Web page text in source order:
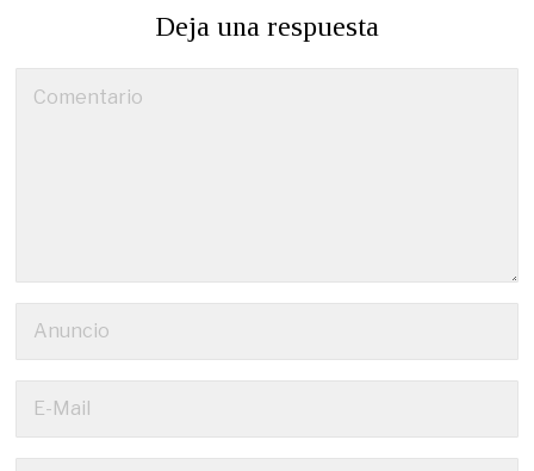
Deja una respuesta